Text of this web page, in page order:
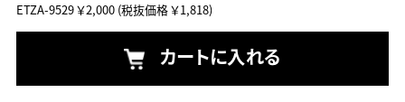
ETZA-9529￥2,000(税抜価格 ￥1,818)
カートに入れる